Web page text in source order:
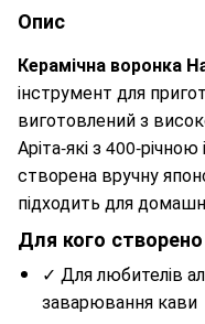
Опис
Керамічна воронка
інструмент для
виготовлений з
Аріта-які з 400-
створена вручну
підходить для
Для кого
✓ Для любителів
заварювання кави